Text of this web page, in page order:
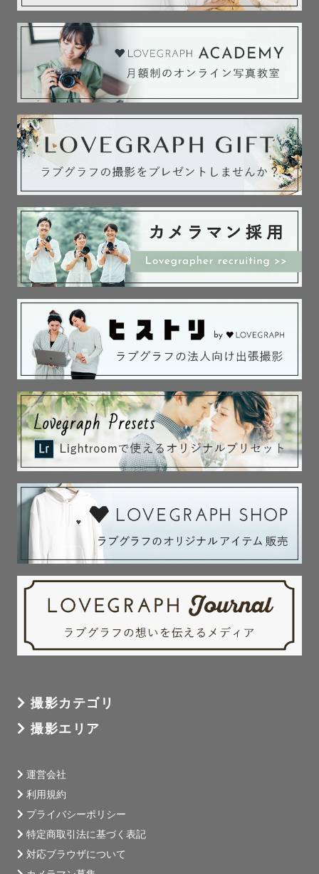
撮影カテゴリ
撮影エリア
運営会社
利用規約
プライバシーポリシー
特定商取引法に基づく表記
対応ブラウザについて